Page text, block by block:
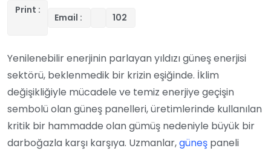
Print :
Email : 102
Yenilenebilir enerjinin parlayan yıldızı güneş enerjisi
sektörü, beklenmedik bir krizin eşiğinde. İklim
değişikliğiyle mücadele ve temiz enerjiye geçişin
sembolü olan güneş panelleri, üretimlerinde kullanılan
kritik bir hammadde olan gümüş nedeniyle büyük bir
darboğazla karşı karşıya. Uzmanlar,güneş paneli